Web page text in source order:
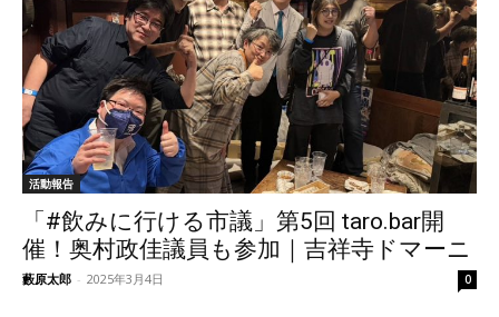
活動報告
「#飲みに行ける市議」第5回 taro.bar開
催！奥村政佳議員も参加｜吉祥寺ドマーニ
藪原太郎 - 2025年3月4日 0